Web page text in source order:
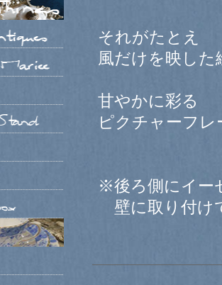
それがたとえ
風だけを映し
甘やかに彩る
ピクチャーフ
※後ろ側にイー
壁に取り付け